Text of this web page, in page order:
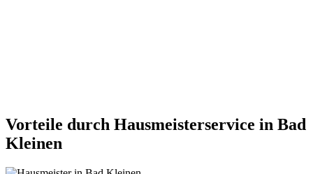
Vorteile durch Hausmeisterservice in Bad
Kleinen